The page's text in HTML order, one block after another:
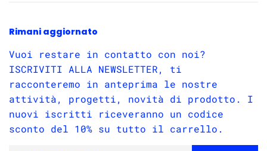
Rimani aggiornato
Vuoi restare in contatto con noi?
ISCRIVITI ALLA NEWSLETTER, ti
racconteremo in anteprima le nostre
attività, progetti, novità di prodotto. I
nuovi iscritti riceveranno un codice
sconto del 10% su tutto il carrello.